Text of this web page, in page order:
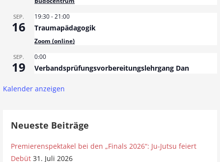
SEP.
16
19:30-21:00
Traumapädagogik
Zoom (online)
SEP.
19
0:00
Verbandsprüfungsvorbereitungslehrgang Dan
Kalender anzeigen
Neueste Beiträge
Premierenspektakel bei den „Finals 2026“: Ju-Jutsu feiert
Debüt 31. Juli 2026